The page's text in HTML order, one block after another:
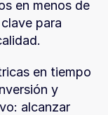
en menos de
para
en tiempo
y
alcanzar